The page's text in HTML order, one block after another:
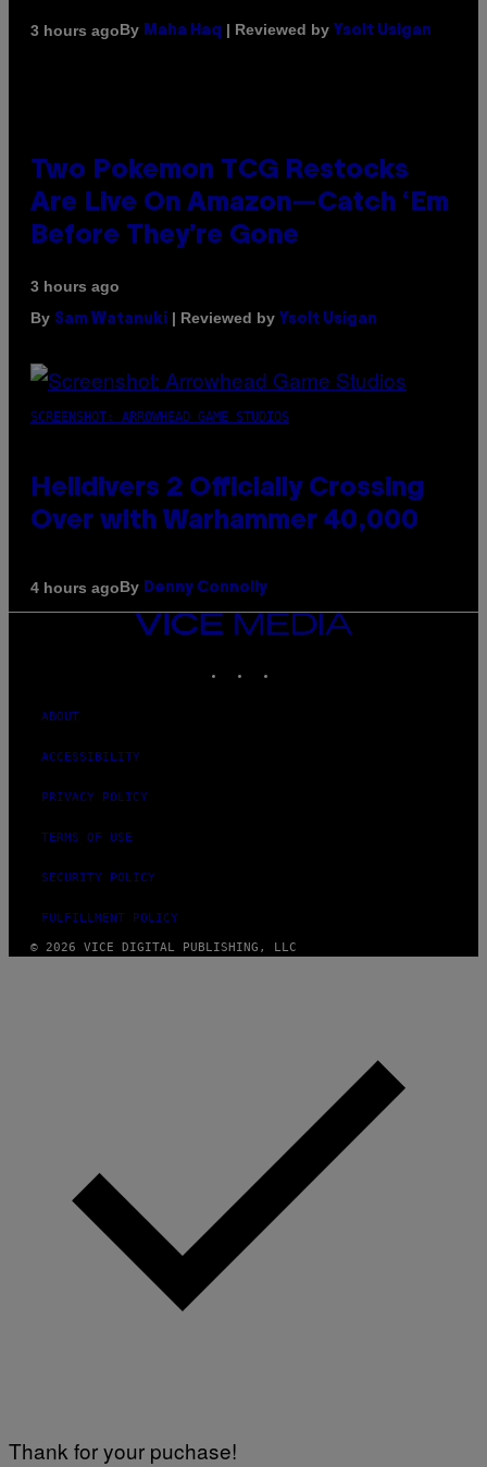
3 hours agoBy Maha Haq | Reviewed by Ysolt Usigan
Two Pokemon TCG Restocks
Are Live On Amazon—Catch ‘Em
Before They’re Gone
3 hours ago
By Sam Watanuki | Reviewed by Ysolt Usigan
SCREENSHOT: ARROWHEAD GAME STUDIOS
Helldivers 2 Officially Crossing
Over with Warhammer 40,000
4 hours agoBy Denny Connolly
VICE
ABOUT
ACCESSIBILITY
PRIVACY POLICY
TERMS OF USE
SECURITY POLICY
FULFILLMENT POLICY
© 2026 VICE DIGITAL PUBLISHING, LLC
Thank for your puchase!